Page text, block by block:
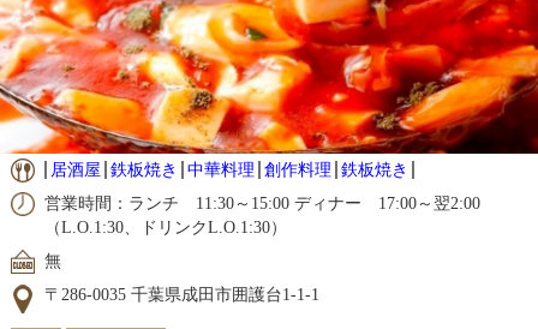
居酒屋 鉄板焼き 中華料理 創作料理 鉄板焼き
営業時間：ランチ 11:30～15:00 ディナー 17:00～翌2:00
（L.O.1:30、ドリンクL.O.1:30）
無
〒286-0035 千葉県成田市囲護台1-1-1